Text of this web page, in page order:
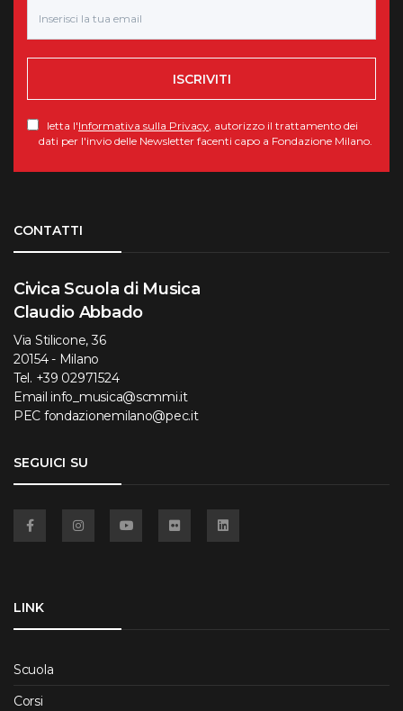
ISCRIVITI
letta l'Informativa sulla Privacy, autorizzo il trattamento dei
dati per l'invio delle Newsletter facenti capo a Fondazione Milano.
CONTATTI
Civica Scuola di Musica
Claudio Abbado
Via Stilicone, 36
20154 - Milano
Tel. +39 02971524
Email info_musica@scmmi.it
PEC fondazionemilano@pec.it
SEGUICI SU
LINK
Scuola
Corsi